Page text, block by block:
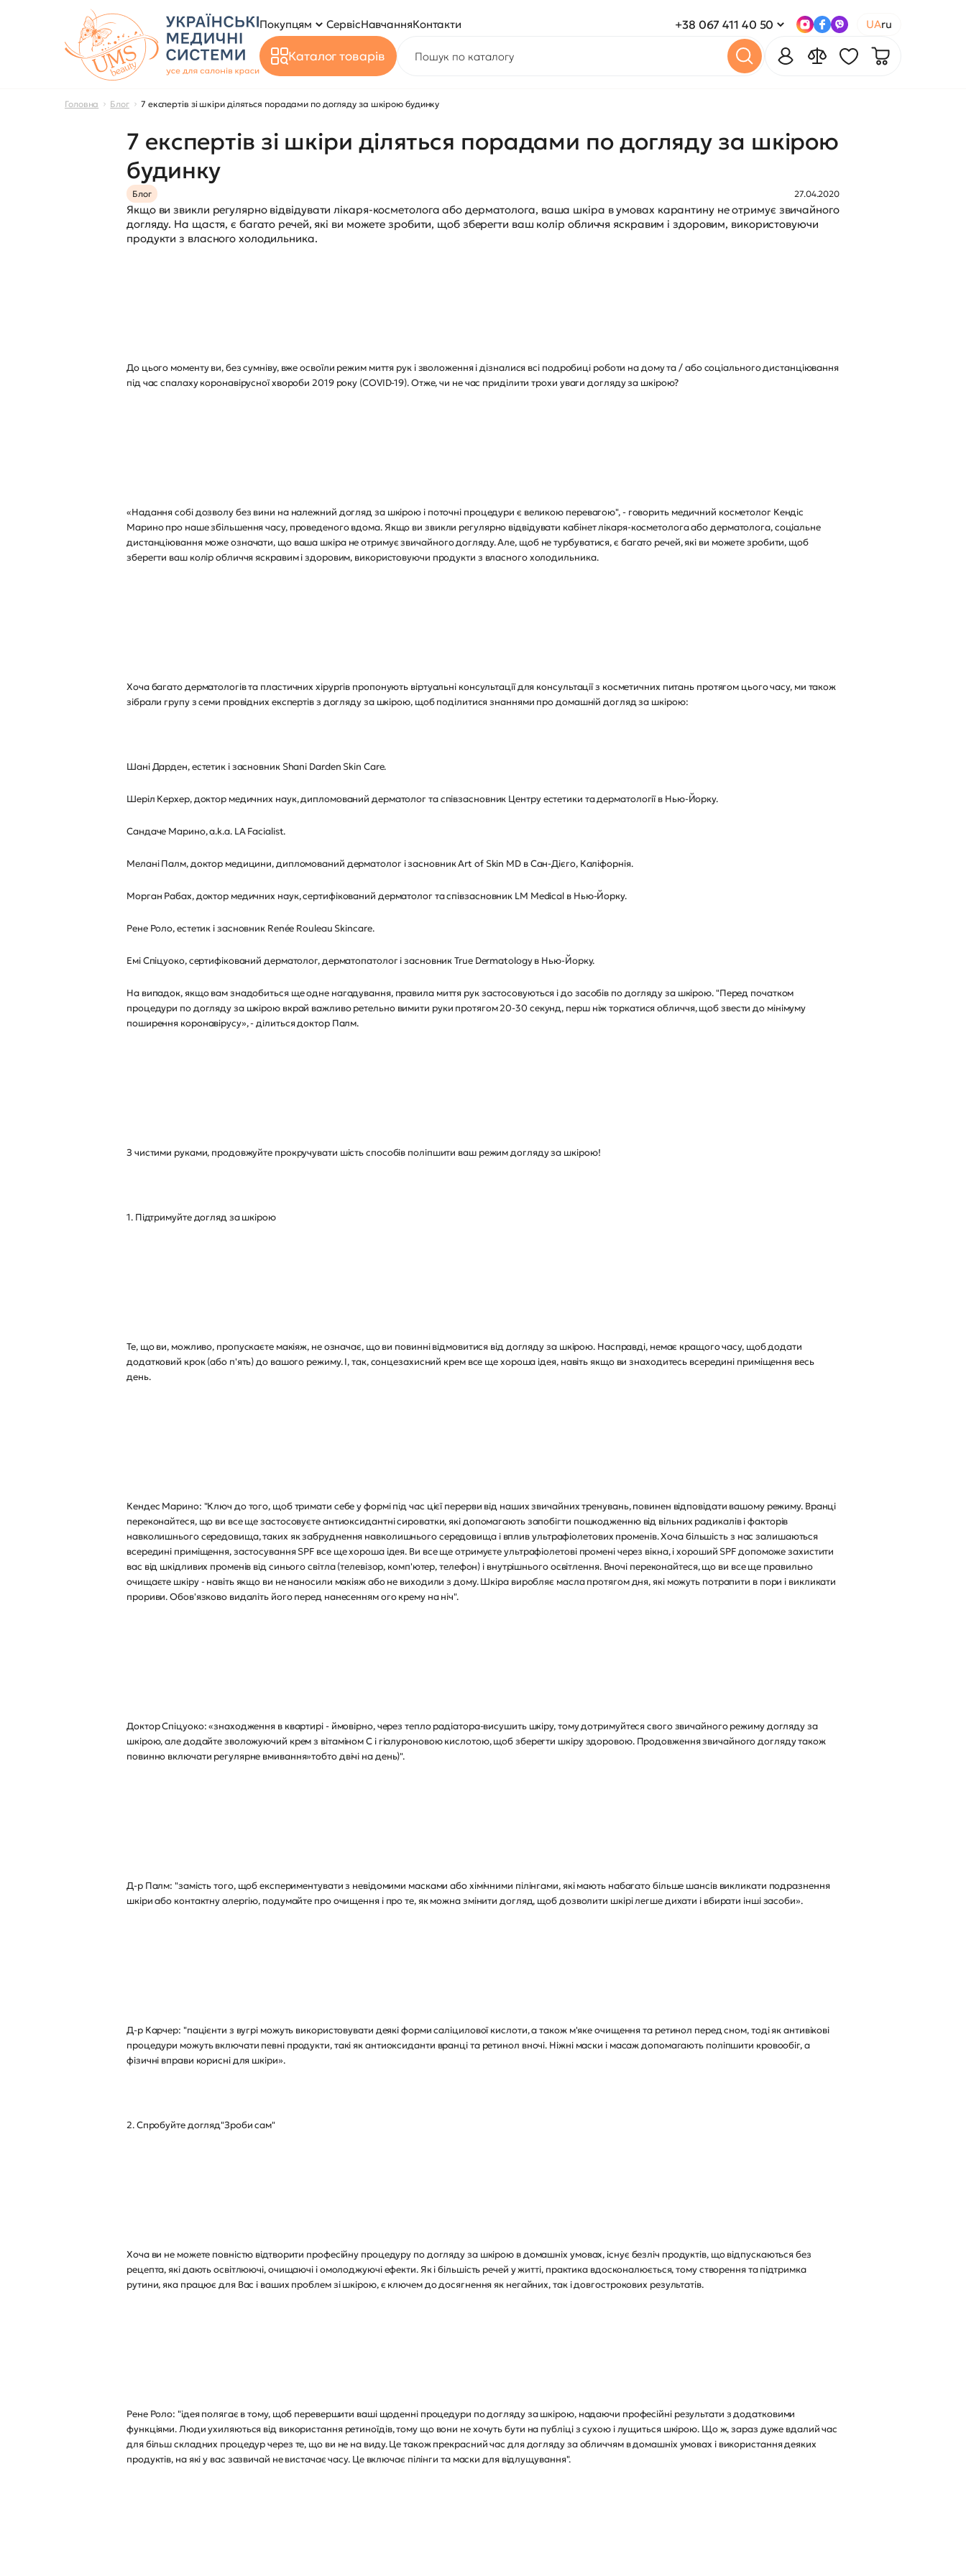
Покупцям СервісНавчанняКонтакти +38 067 411 40 50 UAru
Каталог товарів
Головна Блог 7 експертів зі шкіри діляться порадами по догляду за шкірою будинку
7 експертів зі шкіри діляться порадами по догляду за шкірою
будинку
Блог 27.04.2020
Якщо ви звикли регулярно відвідувати лікаря-косметолога або дерматолога, ваша шкіра в умовах карантину не отримує звичайного
догляду. На щастя, є багато речей, які ви можете зробити, щоб зберегти ваш колір обличчя яскравим і здоровим, використовуючи
продукти з власного холодильника.
До цього моменту ви, без сумніву, вже освоїли режим миття рук і зволоження і дізналися всі подробиці роботи на дому та / або соціального дистанціювання
під час спалаху коронавірусної хвороби 2019 року (COVID-19). Отже, чи не час приділити трохи уваги догляду за шкірою?
«Надання собі дозволу без вини на належний догляд за шкірою і поточні процедури є великою перевагою", - говорить медичний косметолог Кендіс
Марино про наше збільшення часу, проведеного вдома. Якщо ви звикли регулярно відвідувати кабінет лікаря-косметолога або дерматолога, соціальне
дистанціювання може означати, що ваша шкіра не отримує звичайного догляду. Але, щоб не турбуватися, є багато речей, які ви можете зробити, щоб
зберегти ваш колір обличчя яскравим і здоровим, використовуючи продукти з власного холодильника.
Хоча багато дерматологів та пластичних хірургів пропонують віртуальні консультації для консультації з косметичних питань протягом цього часу, ми також
зібрали групу з семи провідних експертів з догляду за шкірою, щоб поділитися знаннями про домашній догляд за шкірою:
Шані Дарден, естетик і засновник Shani Darden Skin Care.
Шеріл Керхер, доктор медичних наук, дипломований дерматолог та співзасновник Центру естетики та дерматології в Нью-Йорку.
Сандаче Марино, a.k.a. LA Facialist.
Мелані Палм, доктор медицини, дипломований дерматолог і засновник Art of Skin MD в Сан-Дієго, Каліфорнія.
Морган Рабах, доктор медичних наук, сертифікований дерматолог та співзасновник LM Medical в Нью-Йорку.
Рене Роло, естетик і засновник Renée Rouleau Skincare.
Емі Спіцуоко, сертифікований дерматолог, дерматопатолог і засновник True Dermatology в Нью-Йорку.
На випадок, якщо вам знадобиться ще одне нагадування, правила миття рук застосовуються і до засобів по догляду за шкірою. "Перед початком
процедури по догляду за шкірою вкрай важливо ретельно вимити руки протягом 20-30 секунд, перш ніж торкатися обличчя, щоб звести до мінімуму
поширення коронавірусу», - ділиться доктор Палм.
З чистими руками, продовжуйте прокручувати шість способів поліпшити ваш режим догляду за шкірою!
1. Підтримуйте догляд за шкірою
Те, що ви, можливо, пропускаєте макіяж, не означає, що ви повинні відмовитися від догляду за шкірою. Насправді, немає кращого часу, щоб додати
додатковий крок (або п'ять) до вашого режиму. І, так, сонцезахисний крем все ще хороша ідея, навіть якщо ви знаходитесь всередині приміщення весь
день.
Кендес Марино: "Ключ до того, щоб тримати себе у формі під час цієї перерви від наших звичайних тренувань, повинен відповідати вашому режиму. Вранці
переконайтеся, що ви все ще застосовуєте антиоксидантні сироватки, які допомагають запобігти пошкодженню від вільних радикалів і факторів
навколишнього середовища, таких як забруднення навколишнього середовища і вплив ультрафіолетових променів. Хоча більшість з нас залишаються
всередині приміщення, застосування SPF все ще хороша ідея. Ви все ще отримуєте ультрафіолетові промені через вікна, і хороший SPF допоможе захистити
вас від шкідливих променів від синього світла (телевізор, комп'ютер, телефон) і внутрішнього освітлення. Вночі переконайтеся, що ви все ще правильно
очищаєте шкіру - навіть якщо ви не наносили макіяж або не виходили з дому. Шкіра виробляє масла протягом дня, які можуть потрапити в пори і викликати
прориви. Обов'язково видаліть його перед нанесенням ого крему на ніч".
Доктор Спіцуоко: «знаходження в квартирі - ймовірно, через тепло радіатора-висушить шкіру, тому дотримуйтеся свого звичайного режиму догляду за
шкірою, але додайте зволожуючий крем з вітаміном С і гіалуроновою кислотою, щоб зберегти шкіру здоровою. Продовження звичайного догляду також
повинно включати регулярне вмивання»тобто двічі на день)".
Д-р Палм: "замість того, щоб експериментувати з невідомими масками або хімічними пілінгами, які мають набагато більше шансів викликати подразнення
шкіри або контактну алергію, подумайте про очищення і про те, як можна змінити догляд, щоб дозволити шкірі легше дихати і вбирати інші засоби».
Д-р Карчер: "пацієнти з вугрі можуть використовувати деякі форми саліцилової кислоти, а також м'яке очищення та ретинол перед сном, тоді як антивікові
процедури можуть включати певні продукти, такі як антиоксиданти вранці та ретинол вночі. Ніжні маски і масаж допомагають поліпшити кровообіг, а
фізичні вправи корисні для шкіри».
2. Спробуйте догляд"Зроби сам"
Хоча ви не можете повністю відтворити професійну процедуру по догляду за шкірою в домашніх умовах, існує безліч продуктів, що відпускаються без
рецепта, які дають освітлюючі, очищаючі і омолоджуючі ефекти. Як і більшість речей у житті, практика вдосконалюється, тому створення та підтримка
рутини, яка працює для Вас і ваших проблем зі шкірою, є ключем до досягнення як негайних, так і довгострокових результатів.
Рене Роло: "ідея полягає в тому, щоб перевершити ваші щоденні процедури по догляду за шкірою, надаючи професійні результати з додатковими
функціями. Люди ухиляються від використання ретиноїдів, тому що вони не хочуть бути на публіці з сухою і лущиться шкірою. Що ж, зараз дуже вдалий час
для більш складних процедур через те, що ви не на виду. Це також прекрасний час для догляду за обличчям в домашніх умовах і використання деяких
продуктів, на які у вас зазвичай не вистачає часу. Це включає пілінги та маски для відлущування".